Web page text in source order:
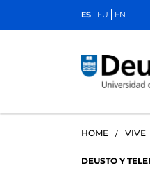
ES EU EN
HOME VIVE
DEUSTO Y